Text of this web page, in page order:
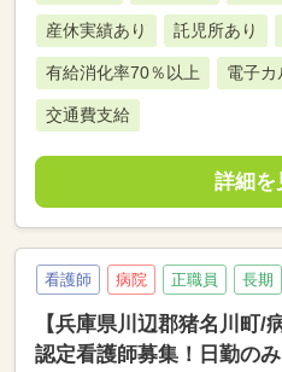
産休実績あり 託児所あり
有給消化率70％以上 電子カ
交通費支給
詳細を
看護師 病院 正職員 長期
【兵庫県川辺郡猪名川
認定看護師募集！日勤の